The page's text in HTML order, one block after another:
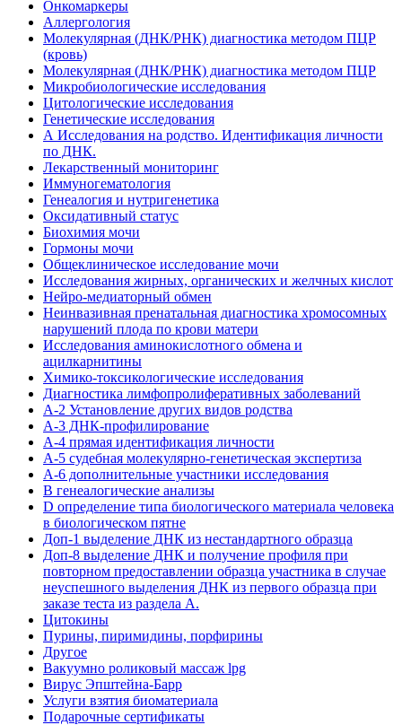
Онкомаркеры
Аллергология
Молекулярная (ДНК/РНК) диагностика методом ПЦР
(кровь)
Молекулярная (ДНК/РНК) диагностика методом ПЦР
Микробиологические исследования
Цитологические исследования
Генетические исследования
А Исследования на родство. Идентификация личности
по ДНК.
Лекарственный мониторинг
Иммуногематология
Генеалогия и нутригенетика
Оксидативный статус
Биохимия мочи
Гормоны мочи
Общеклиническое исследование мочи
Исследования жирных, органических и желчных кислот
Нейро-медиаторный обмен
Неинвазивная пренатальная диагностика хромосомных
нарушений плода по крови матери
Исследования аминокислотного обмена и
ацилкарнитины
Химико-токсикологические исследования
Диагностика лимфопролиферативных заболеваний
А-2 Установление других видов родства
А-3 ДНК-профилирование
А-4 прямая идентификация личности
А-5 судебная молекулярно-генетическая экспертиза
А-6 дополнительные участники исследования
В генеалогические анализы
D определение типа биологического материала человека
в биологическом пятне
Доп-1 выделение ДНК из нестандартного образца
Доп-8 выделение ДНК и получение профиля при
повторном предоставлении образца участника в случае
неуспешного выделения ДНК из первого образца при
заказе теста из раздела А.
Цитокины
Пурины, пиримидины, порфирины
Другое
Вакуумно роликовый массаж lpg
Вирус Эпштейна-Барр
Услуги взятия биоматериала
Подарочные сертификаты